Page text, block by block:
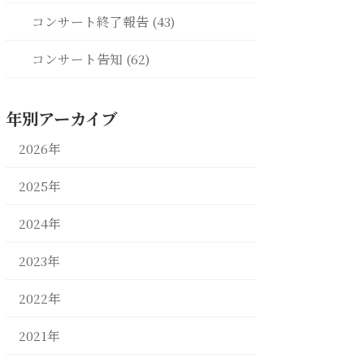
コンサート終了報告 (43)
コンサート告知 (62)
年別アーカイブ
2026年
2025年
2024年
2023年
2022年
2021年